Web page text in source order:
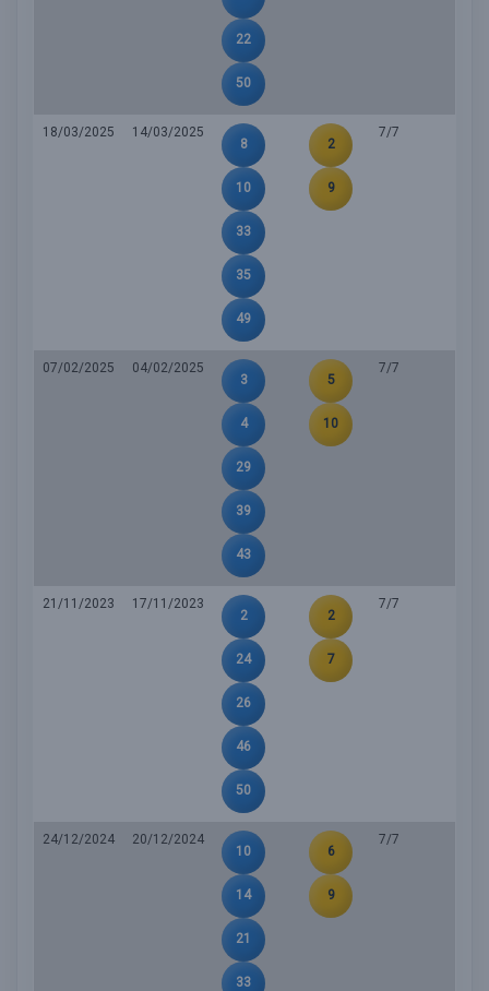
22
50
18/03/2025
14/03/2025
8
10
33
35
49
2
9
7/7
07/02/2025
04/02/2025
3
4
29
39
43
5
10
7/7
21/11/2023
17/11/2023
2
24
26
46
50
2
7
7/7
24/12/2024
20/12/2024
10
14
21
33
6
9
7/7